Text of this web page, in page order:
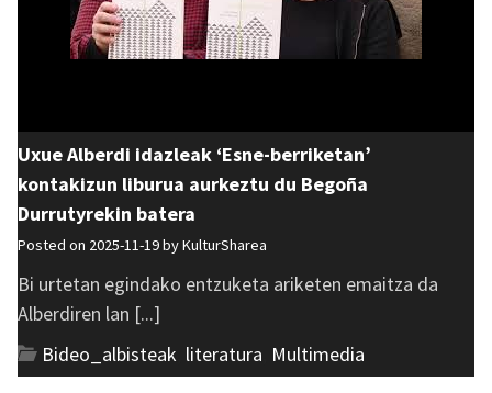
Uxue Alberdi idazleak ‘Esne-berriketan’
kontakizun liburua aurkeztu du Begoña
Durrutyrekin batera
Posted on 2025-11-19 byKulturSharea
Bi urtetan egindako entzuketa ariketen emaitza da
Alberdiren lan [...]
Bideo_albisteak literatura Multimedia